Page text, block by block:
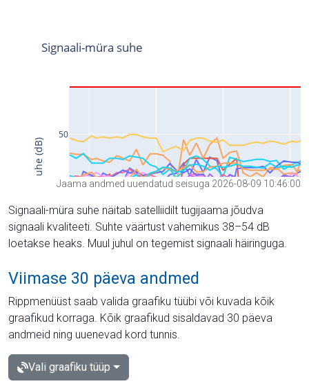
Jaama andmed uuendatud seisuga 2026-08-09 10:46:00
Signaali-müra suhe näitab satelliidilt tugijaama jõudva
signaali kvaliteeti. Suhte väärtust vahemikus 38–54 dB
loetakse heaks. Muul juhul on tegemist signaali häiringuga.
Viimase 30 päeva andmed
Rippmenüüst saab valida graafiku tüübi või kuvada kõik
graafikud korraga. Kõik graafikud sisaldavad 30 päeva
andmeid ning uuenevad kord tunnis.
Vali graafiku tüüp